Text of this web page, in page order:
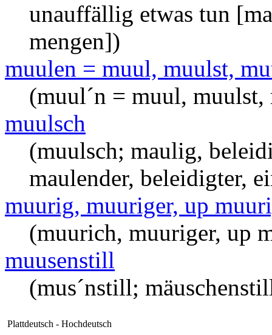
unauffällig etwas tun
mengen])
muulen = muul, muulst,
(muul´n = muul,
muulsch
(muulsch; maulig,
maulender, beleidigter,
muurig, muuriger, up
(muurich, muuriger, up
muusenstill
(mus´nstill;
Plattdeutsch - Hochdeutsch